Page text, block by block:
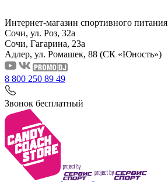
Интернет-магазин спортивного питания
Сочи, ул. Роз, 32а
Сочи, Гагарина, 23а
Адлер, ул. Ромашек, 88 (СК «Юность»)
8 800 250 89 49
Звонок бесплатный